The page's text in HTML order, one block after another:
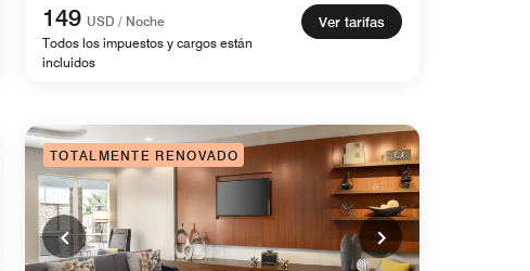
149 USD / Noche
Todos los impuestos y cargos están
incluidos
Ver tarifas
TOTALMENTE RENOVADO